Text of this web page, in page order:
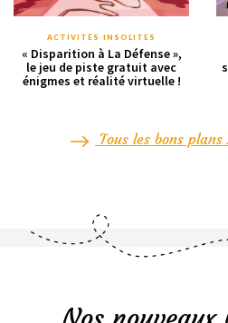
ACTIVITÉS INSOLITES
« Disparition à La Défense »,
le jeu de piste gratuit avec
énigmes et réalité virtuelle !
Tous les bons